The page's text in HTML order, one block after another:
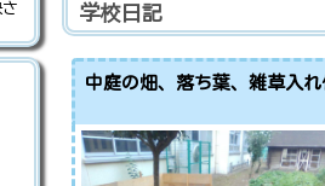
着衣泳5年 7/16
夏休みプール
3年生 ジャガイモ掘り
学校日記
中庭の畑、落ち葉、雑草入れ